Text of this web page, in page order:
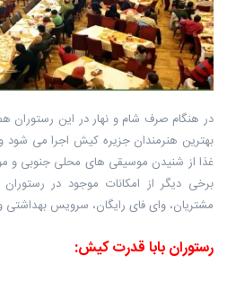
در هنگام صرف شام و نهار در این رستوران
بهترین هنرمندان جزیره کیش اجرا می شود
غذا از شنیدن موسیقی های محلی جنوبی و
برخی دیگر از امکانات موجود در رستوران
مشتریان، وای ‏فای رایگان، سرویس بهداشتی
رستوران بابا قدرت کیش‎: